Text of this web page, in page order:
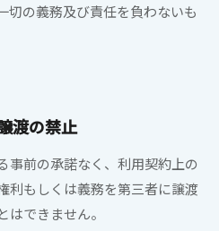
切の義務及び責任を負わないも
渡の禁止
事前の承諾なく、利用契約上の
利もしくは義務を第三者に譲渡
はできません。